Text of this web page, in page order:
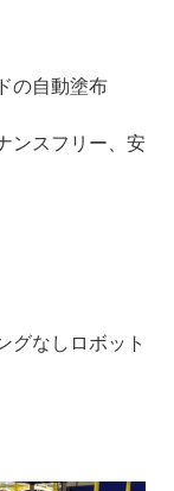
の自動塗布
ンスフリー、安
グなしロボット